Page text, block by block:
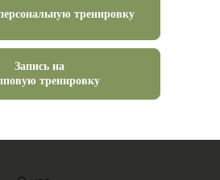
тренировку
Запись на
тренировку